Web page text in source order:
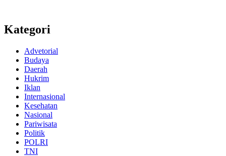
Kategori
Advetorial
Budaya
Daerah
Hukrim
Iklan
Internasional
Kesehatan
Nasional
Pariwisata
Politik
POLRI
TNI